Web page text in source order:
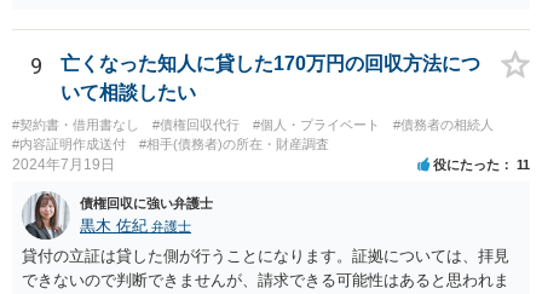
あった場合に意味が生じる議論だと思われます。） 質問２： 調停申立
てをすること自体は可能ですが、相手方が調停に出席して話し合いに
よる解決に応じない限り、実効性はほとんどないと思われます。 質問
３： 仮に裁判になったとしても、口論中の発言で合意成立が認定され
ることは考え難いと思われます。
9
亡くなった知人に貸した170万円の回収方法につ
いて相談したい
#契約書・借用書なし #債権回収代行 #個人・プライベート
#債務者の相続人
#内容証明作成送付
#相手(債務者)の所在・財産調査
2024年7月19日 役にたった 11
債権回収に強い弁護士
黒木 佐紀 弁護士
貸付の立証は貸した側が行うことになります。証拠については、拝見
できないので判断できませんが、請求できる可能性はあると思われま